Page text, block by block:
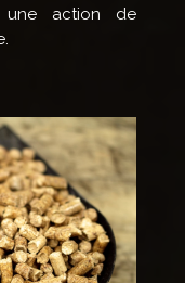
une action de